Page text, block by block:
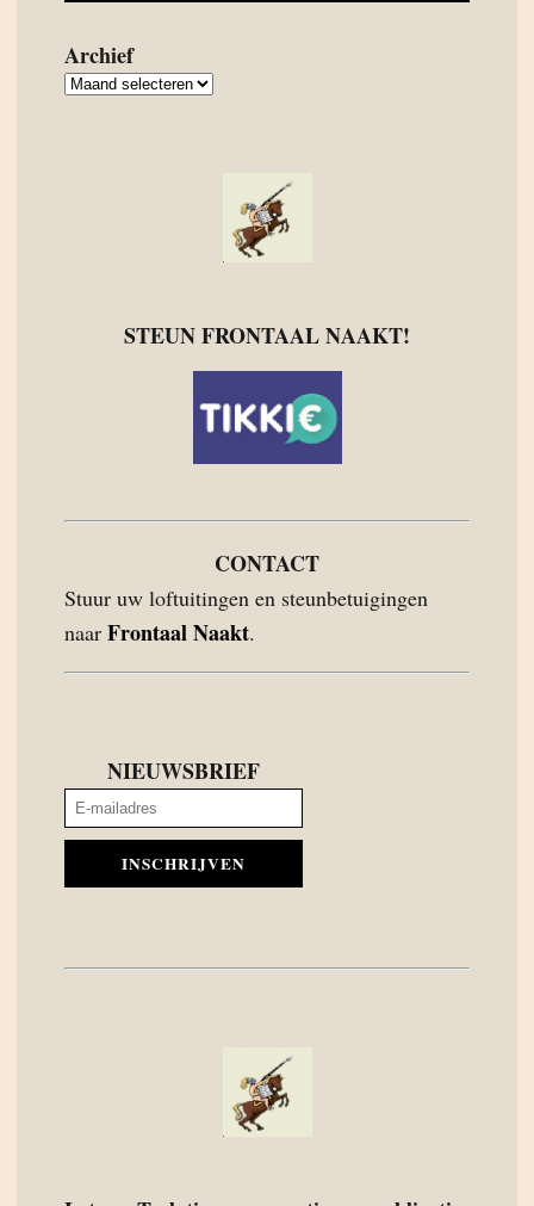
Archief
Archief
STEUN FRONTAAL NAAKT!
CONTACT
Stuur uw loftuitingen en steunbetuigingen
naar Frontaal Naakt.
NIEUWSBRIEF
INSCHRIJVEN